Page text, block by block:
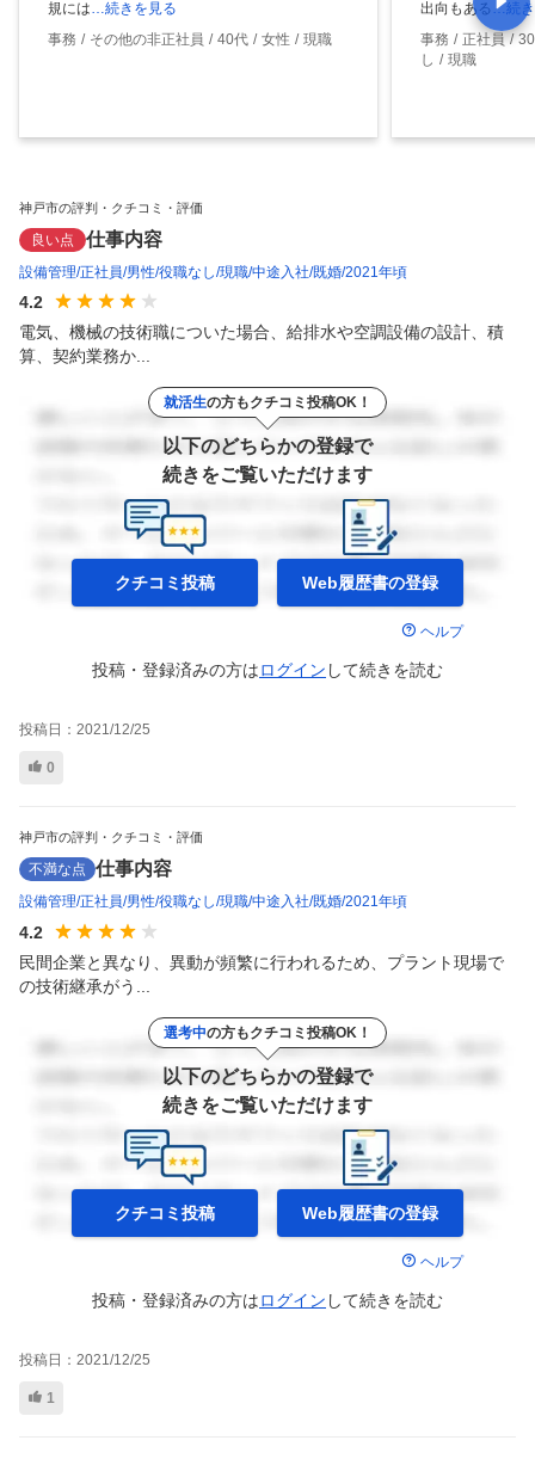
規には …続きを見る
事務
その他の非正社員 40代 女性 現職
出向もある …続
事務
正社員
し
現職
神戸市の評判・クチコミ・評価
良い点 仕事内容
設備管理 正社員 男性 役職なし 現職 中途入社 既婚 2021年頃
4.2
電気、機械の技術職についた場合、給排水や空調設備の設計、積
算、契約業務か...
就活生の方もクチコミ投稿OK！
以下のどちらかの登録で
続きをご覧いただけます
クチコミ投稿 Web履歴書の登録
ヘルプ
投稿・登録済みの方はログイン して続きを読む
投稿日： 2021/12/25
0
神戸市の評判・クチコミ・評価
不満な点 仕事内容
設備管理 正社員 男性 役職なし 現職 中途入社 既婚 2021年頃
4.2
民間企業と異なり、異動が頻繁に行われるため、プラント現場で
の技術継承がう...
選考中の方もクチコミ投稿OK！
以下のどちらかの登録で
続きをご覧いただけます
クチコミ投稿 Web履歴書の登録
ヘルプ
投稿・登録済みの方はログイン して続きを読む
投稿日： 2021/12/25
1